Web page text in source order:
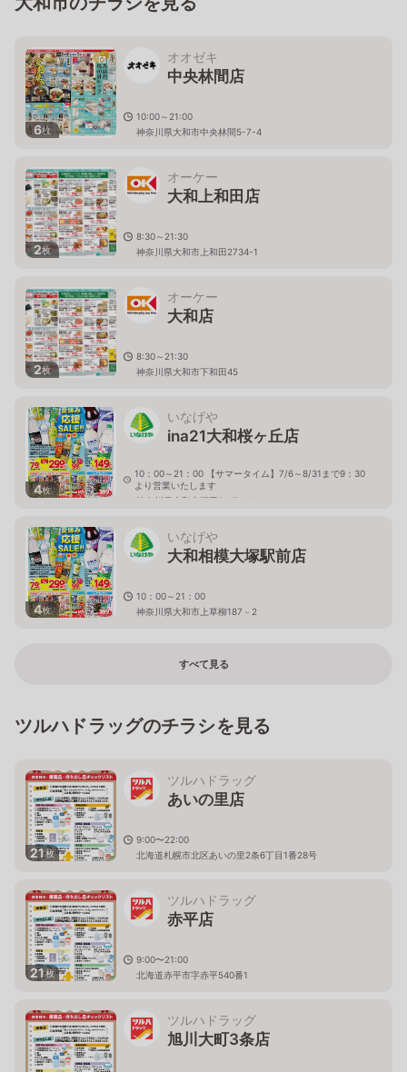
6枚
オオゼキ
中央林間店
10:00～21:00
神奈川県大和市中央林間5-7-4
2枚
オーケー
大和上和田店
8:30～21:30
神奈川県大和市上和田2734-1
2枚
オーケー
大和店
8:30～21:30
神奈川県大和市下和田45
4枚
いなげや
ina21大和桜ヶ丘店
10：00～21：00 【サマータイム】7/6～8/31まで9：30
より営業いたします
神奈川県大和市福田2－7－4
4枚
いなげや
大和相模大塚駅前店
10：00～21：00
神奈川県大和市上草柳187－2
すべて見る
ツルハドラッグのチラシを見る
21枚
ツルハドラッグ
あいの里店
9:00〜22:00
北海道札幌市北区あいの里2条6丁目1番28号
21枚
ツルハドラッグ
赤平店
9:00〜21:00
北海道赤平市字赤平540番1
ツルハドラッグ
旭川大町3条店